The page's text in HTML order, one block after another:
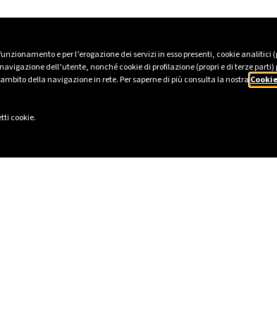
e per l’erogazione dei servizi in esso presenti, cookie analitici
dell’utente, nonché cookie di profilazione (propri e di terze
della navigazione in rete. Per saperne di più consulta la nostra
cookie.